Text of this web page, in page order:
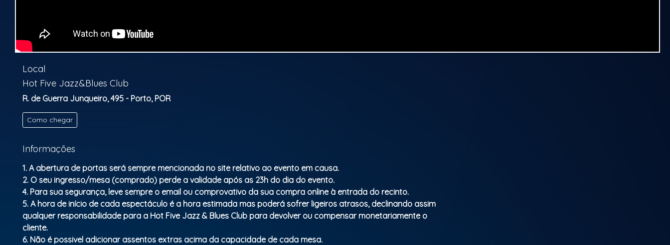
Local
Hot Five Jazz&Blues Club
R. de Guerra Junqueiro, 495 - Porto, POR
Como chegar
Informações
1. A abertura de portas será sempre mencionada no site relativo ao evento em causa.
2. O seu ingresso/mesa (comprado) perde a validade após as 23h do dia do evento.
4. Para sua segurança, leve sempre o email ou comprovativo da sua compra online à entrada do recinto.
5. A hora de início de cada espectáculo é a hora estimada mas poderá sofrer ligeiros atrasos, declinando assim
qualquer responsabilidade para a Hot Five Jazz & Blues Club para devolver ou compensar monetariamente o
cliente.
6. Não é possivel adicionar assentos extras acima da capacidade de cada mesa.